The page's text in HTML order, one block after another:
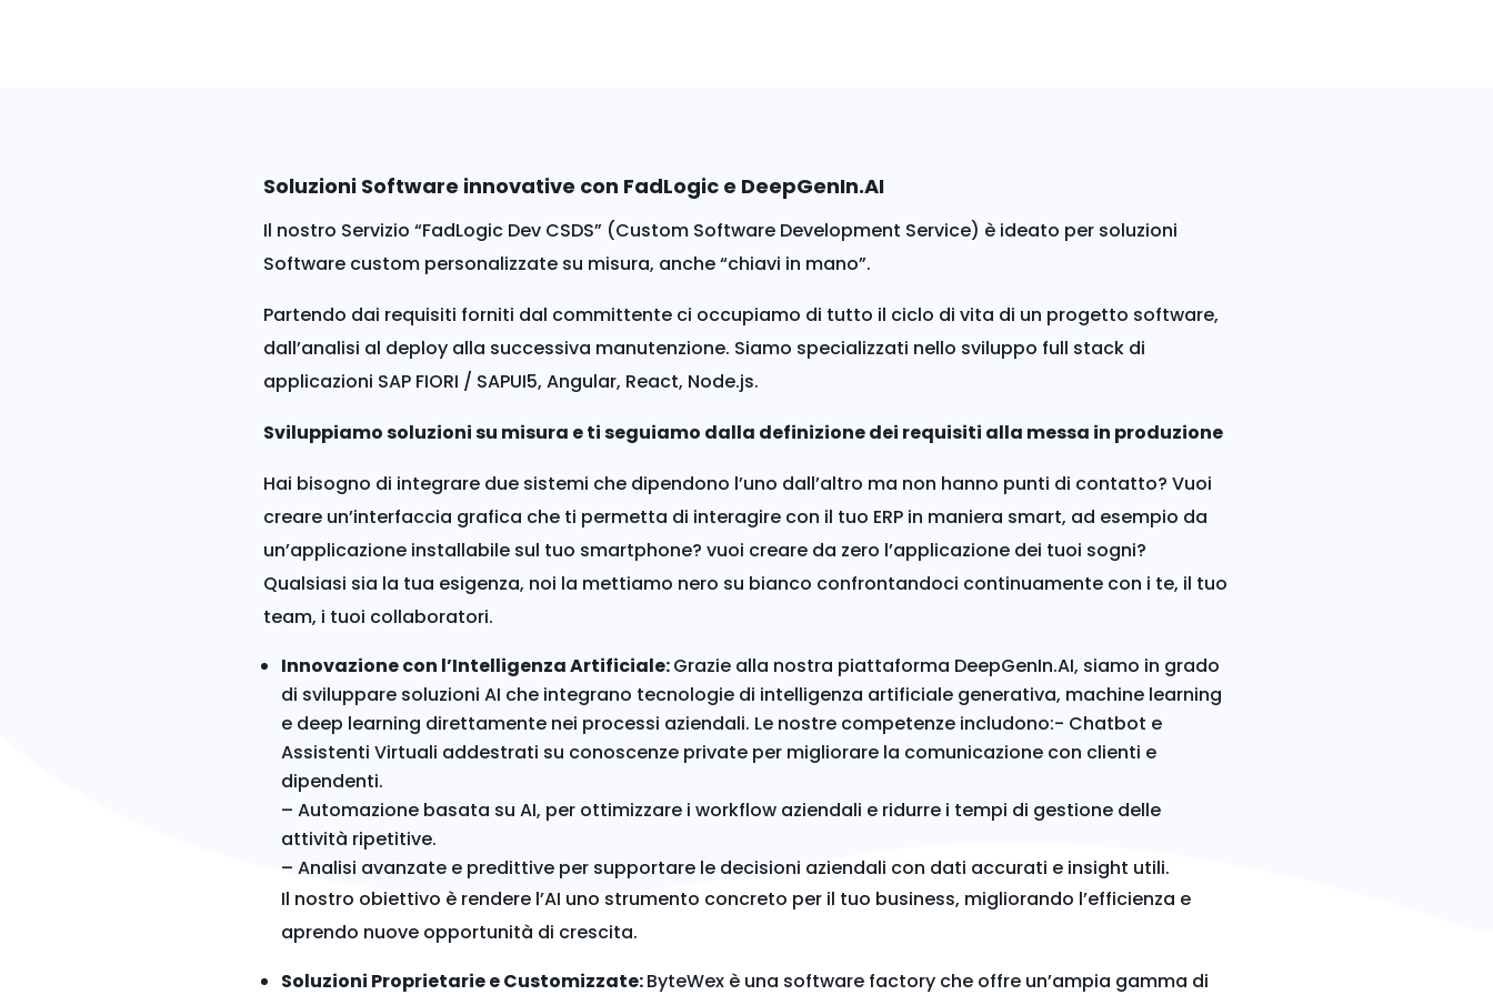
Soluzioni Software innovative con FadLogic e DeepGenIn.AI
Il nostro Servizio “FadLogic Dev CSDS” (Custom Software Development Service) è ideato per soluzioni
Software custom personalizzate su misura, anche “chiavi in mano”.
Partendo dai requisiti forniti dal committente ci occupiamo di tutto il ciclo di vita di un progetto software,
dall’analisi al deploy alla successiva manutenzione. Siamo specializzati nello sviluppo full stack di
applicazioni SAP FIORI / SAPUI5, Angular, React, Node.js.
Sviluppiamo soluzioni su misura e ti seguiamo dalla definizione dei requisiti alla messa in produzione
Hai bisogno di integrare due sistemi che dipendono l’uno dall’altro ma non hanno punti di contatto? Vuoi
creare un’interfaccia grafica che ti permetta di interagire con il tuo ERP in maniera smart, ad esempio da
un’applicazione installabile sul tuo smartphone? vuoi creare da zero l’applicazione dei tuoi sogni?
Qualsiasi sia la tua esigenza, noi la mettiamo nero su bianco confrontandoci continuamente con i te, il tuo
team, i tuoi collaboratori.
Innovazione con l’Intelligenza Artificiale:Grazie alla nostra piattaforma DeepGenIn.AI, siamo in grado
di sviluppare soluzioni AI che integrano tecnologie di intelligenza artificiale generativa, machine learning
e deep learning direttamente nei processi aziendali. Le nostre competenze includono:- Chatbot e
Assistenti Virtuali addestrati su conoscenze private per migliorare la comunicazione con clienti e
dipendenti.
– Automazione basata su AI, per ottimizzare i workflow aziendali e ridurre i tempi di gestione delle
attività ripetitive.
– Analisi avanzate e predittive per supportare le decisioni aziendali con dati accurati e insight utili.
Il nostro obiettivo è rendere l’AI uno strumento concreto per il tuo business, migliorando l’efficienza e
aprendo nuove opportunità di crescita.
Soluzioni Proprietarie e Customizzate:ByteWex è una software factory che offre un’ampia gamma di